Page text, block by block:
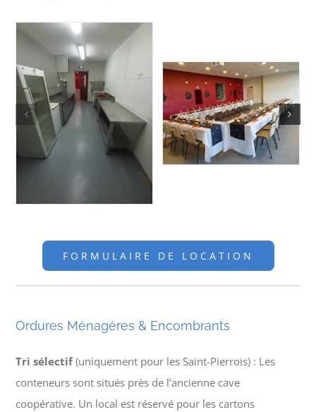
FORMULAIRE DE LOCATION
Ordures Ménagères & Encombrants
Tri sélectif(uniquement pour les Saint-Pierrois) : Les
conteneurs sont situés près de l’ancienne cave
coopérative. Un local est réservé pour les cartons